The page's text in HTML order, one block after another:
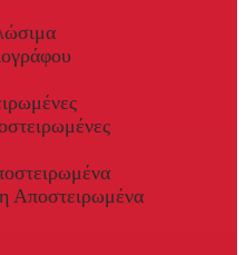
Αποστειρωμένα